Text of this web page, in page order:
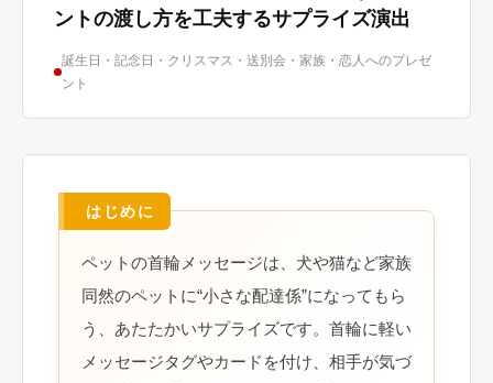
ントの渡し方を工夫するサプライズ演出
誕生日・記念日・クリスマス・送別会・家族・恋人へのプレゼ
ント
ペットの首輪メッセージは、犬や猫など家族
同然のペットに“小さな配達係”になってもら
う、あたたかいサプライズです。首輪に軽い
メッセージタグやカードを付け、相手が気づ